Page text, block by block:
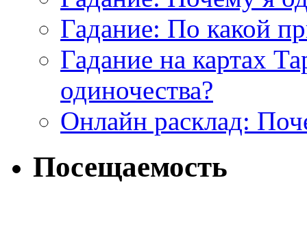
Гадание: По какой
Гадание на картах
одиночества?
Онлайн расклад:
Посещаемость